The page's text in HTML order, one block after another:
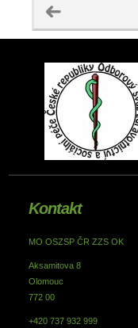
Kontakt
MO OSZSP ČR ZZS OK
Aksamitova 8
Olomouc
772 00
+420 737 932 999